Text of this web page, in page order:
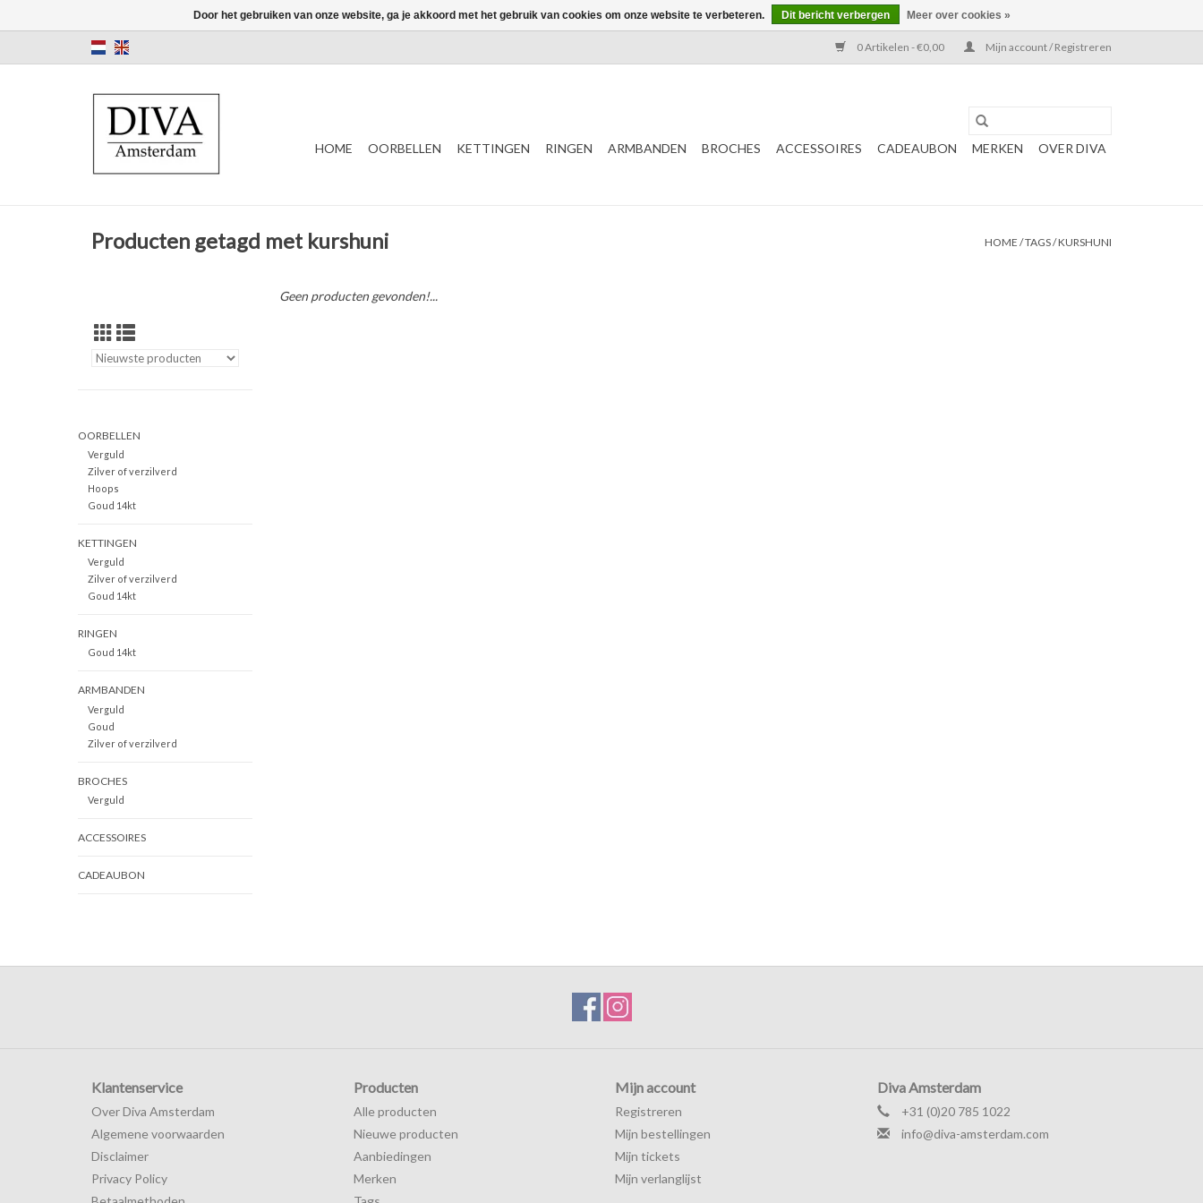
0 Artikelen - €0,00 Mijn account / Registreren
HOME OORBELLEN KETTINGEN RINGEN ARMBANDEN BROCHES ACCESSOIRES CADEAUBON MERKEN OVER DIVA
Producten getagd met kurshuni HOME /TAGS/KURSHUNI
OORBELLEN
Verguld
Zilver of verzilverd
Hoops
Goud 14kt
KETTINGEN
Verguld
Zilver of verzilverd
Goud 14kt
RINGEN
Goud 14kt
ARMBANDEN
Verguld
Goud
Zilver of verzilverd
BROCHES
Verguld
ACCESSOIRES
CADEAUBON
Geen producten gevonden!...
Klantenservice
Over Diva Amsterdam
Algemene voorwaarden
Disclaimer
Privacy Policy
Producten
Alle producten
Nieuwe producten
Aanbiedingen
Merken
Mijn account
Registreren
Mijn bestellingen
Mijn tickets
Mijn verlanglijst
Diva Amsterdam
+31 (0)20 785 1022
info@diva-amsterdam.com
Door het gebruiken van onze website, ga je akkoord met het gebruik van cookies om onze website te verbeteren. Dit bericht verbergen Meer over cookies »